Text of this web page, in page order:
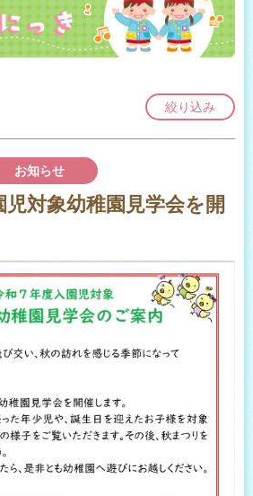
絞り込み
お知らせ
対象幼稚園見学会を開